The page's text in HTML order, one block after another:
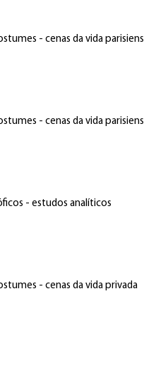
- cenas da vida
- cenas da vida
- estudos analíticos
- cenas da vida privada